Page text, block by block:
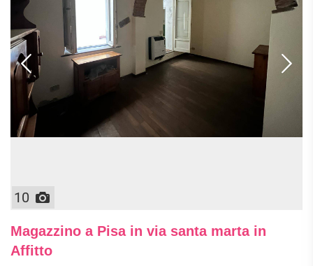
10
Magazzino a Pisa in via santa marta in
Affitto